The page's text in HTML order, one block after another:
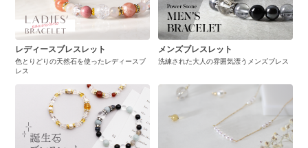
レディースブレスレット
色とりどりの天然石を使ったレディースブ
レス
メンズブレスレット
洗練された大人の雰囲気漂うメンズブレス